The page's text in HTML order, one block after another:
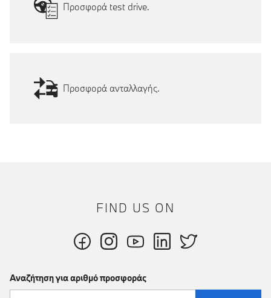
Προσφορά test drive.
Προσφορά ανταλλαγής.
FIND US ON
Αναζήτηση για αριθμό προσφοράς